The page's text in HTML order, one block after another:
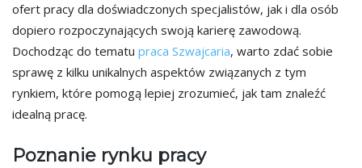
ofert pracy dla doświadczonych specjalistów, jak i dla osób
dopiero rozpoczynających swoją karierę zawodową.
Dochodząc do tematu praca Szwajcaria, warto zdać sobie
sprawę z kilku unikalnych aspektów związanych z tym
rynkiem, które pomogą lepiej zrozumieć, jak tam znaleźć
idealną pracę.
Poznanie rynku pracy